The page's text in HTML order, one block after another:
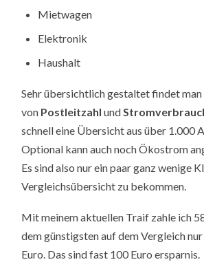
Mietwagen
Elektronik
Haushalt
Sehr übersichtlich gestaltet findet man
von Postleitzahl und
schnell eine Übersicht aus über 1.000
Optional kann auch noch Ökostrom
Es sind also nur ein paar ganz wenige
Vergleichsübersicht zu bekommen.
Mit meinem aktuellen Traif zahle ich
dem günstigsten auf dem Vergleich
Euro. Das sind fast 100 Euro ersparnis.